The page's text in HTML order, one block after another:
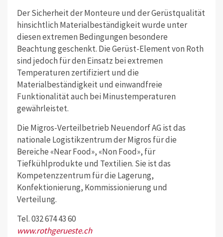
Der Sicherheit der Monteure und der Gerüstqualität
hinsichtlich Materialbeständigkeit wurde unter
diesen extremen Bedingungen besondere
Beachtung geschenkt. Die Gerüst-Element von Roth
sind jedoch für den Einsatz bei extremen
Temperaturen zertifiziert und die
Materialbeständigkeit und einwandfreie
Funktionalität auch bei Minustemperaturen
gewährleistet.
Die Migros-Verteilbetrieb Neuendorf AG ist das
nationale Logistikzentrum der Migros für die
Bereiche «Near Food», «Non Food», für
Tiefkühlprodukte und Textilien. Sie ist das
Kompetenzzentrum für die Lagerung,
Konfektionierung, Kommissionierung und
Verteilung.
Tel. 032 674 43 60
www.rothgerueste.ch